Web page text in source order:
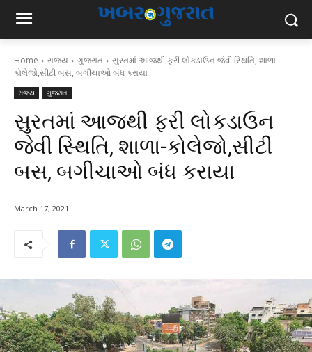
Home રાજ્ય ગુજરાત
સુરતમાં આજથી ફરી લોકડાઉન જેવી સ્થિતિ, શાળા-
કોલેજો,સીટી બસ, બગીચાઓ બંધ કરાયા
રાજ્ય ગુજરાત
સુરતમાં આજથી ફરી લોકડાઉન
જેવી સ્થિતિ, શાળા-કોલેજો,સીટી
બસ, બગીચાઓ બંધ કરાયા
March 17, 2021